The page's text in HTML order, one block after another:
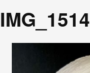
IMG_1514